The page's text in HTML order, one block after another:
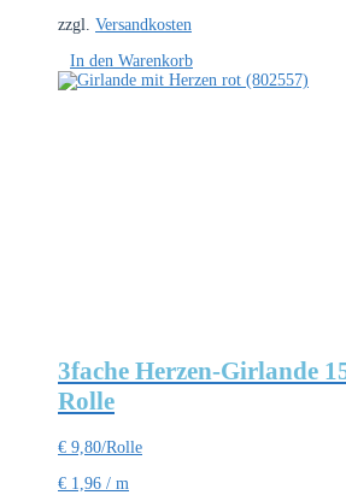
zzgl. Versandkosten
In den Warenkorb
3fache Herzen-Girlande
Rolle
€ 9,80/Rolle
€ 1,96 / m